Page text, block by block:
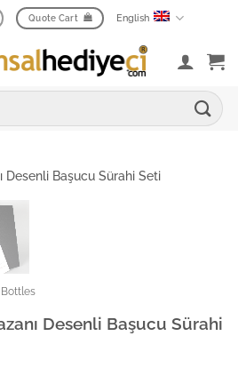
Quote Cart English
Bottles
Desenli Başucu Sürahi